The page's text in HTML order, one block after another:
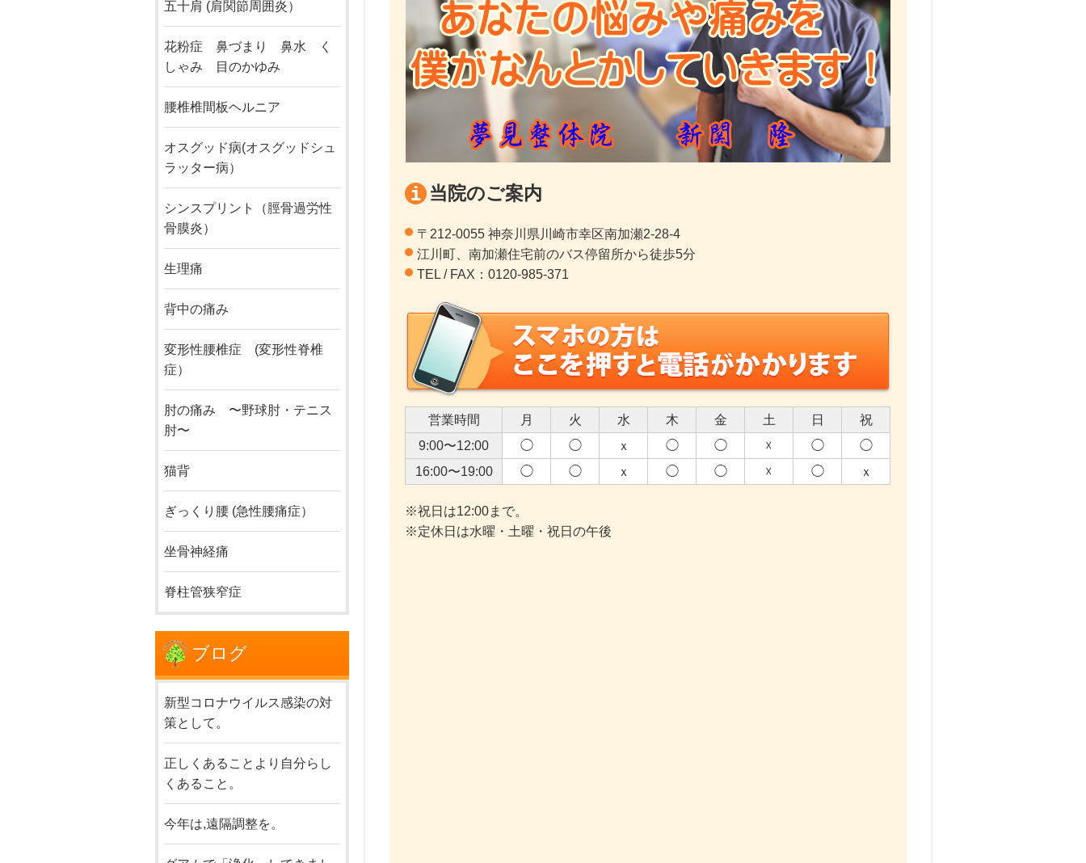
当院のご案内
〒212-0055 神奈川県川崎市幸区南加瀬2-28-4
江川町、南加瀬住宅前のバス停留所から徒歩5分
TEL / FAX：0120-985-371
営業時間 月 火 水 木 金 土 日
祝
9:00〜12:00
◯ ◯ ｘ ◯ ◯ ☓ ◯
◯
16:00〜19:00
◯ ◯ ｘ ◯ ◯ ☓ ◯ ｘ
※祝日は12:00まで。
※定休日は水曜・土曜・祝日の午後
五十肩 (肩関節周囲炎）
花粉症 鼻づまり 鼻水 く
しゃみ 目のかゆみ
腰椎椎間板ヘルニア
オスグッド病(オスグッドシュ
ラッター病）
シンスプリント（脛骨過労性
骨膜炎）
生理痛
背中の痛み
変形性腰椎症 (変形性脊椎
症）
肘の痛み 〜野球肘・テニス
肘〜
猫背
ぎっくり腰 (急性腰痛症）
坐骨神経痛
脊柱管狭窄症
ブログ
新型コロナウイルス感染の対
策として。
正しくあることより自分らし
くあること。
今年は,遠隔調整を。